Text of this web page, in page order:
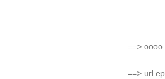
==>
==>